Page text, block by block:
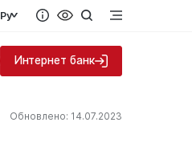
Ру
Интернет банк
Обновлено: 14.07.2023